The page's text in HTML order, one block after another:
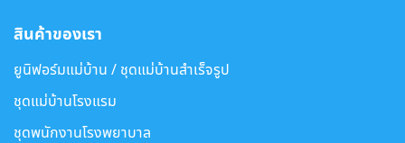
สินค้าของเรา
ยูนิฟอร์มแม่บ้าน / ชุดแม่บ้านสำเร็จรูป
ชุดแม่บ้านโรงแรม
ชุดพนักงานโรงพยาบาล